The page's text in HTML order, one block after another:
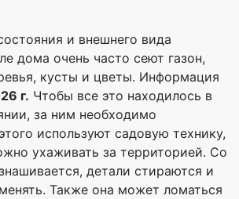
и внешнего вида
дома очень часто сеют газон,
кусты и цветы. Информация
г. Чтобы все это находилось в
за ним необходимо
используют садовую технику,
ухаживать за территорией. Со
детали стираются и
Также она может ломаться